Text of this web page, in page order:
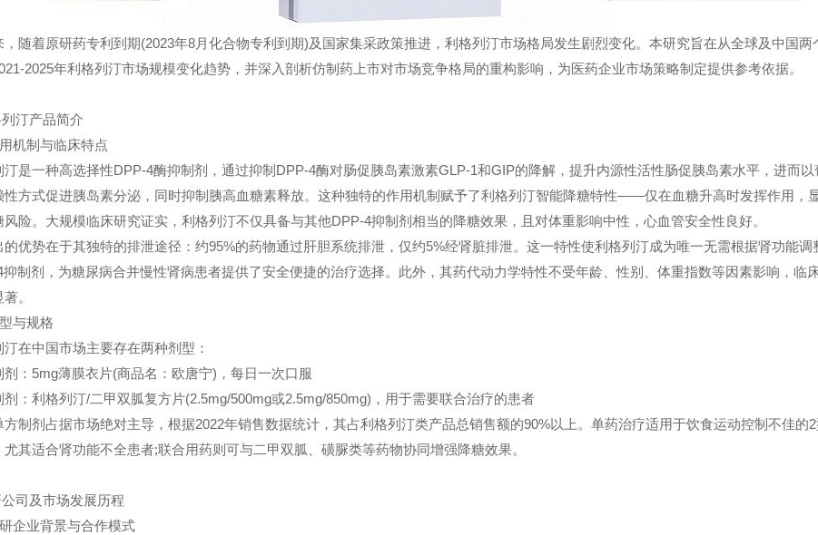
着原研药专利到期(2023年8月化合物专利到期)及国家集采政策推进，利格列汀市场格局发生剧烈变化。本研究旨在从全球及中国两
2025年利格列汀市场规模变化趋势，并深入剖析仿制药上市对市场竞争格局的重构影响，为医药企业市场策略制定提供参考依据。
汀产品简介
制与临床特点
一种高选择性DPP-4酶抑制剂，通过抑制DPP-4酶对肠促胰岛素激素GLP-1和GIP的降解，提升内源性活性肠促胰岛素水平，进而以
性方式促进胰岛素分泌，同时抑制胰高血糖素释放。这种独特的作用机制赋予了利格列汀智能降糖特性——仅在血糖升高时发挥作用，
风险。大规模临床研究证实，利格列汀不仅具备与其他DPP-4抑制剂相当的降糖效果，且对体重影响中性，心血管安全性良好。
势在于其独特的排泄途径：约95%的药物通过肝胆系统排泄，仅约5%经肾脏排泄。这一特性使利格列汀成为唯一无需根据肾功能调
制剂，为糖尿病合并慢性肾病患者提供了安全便捷的治疗选择。此外，其药代动力学特性不受年龄、性别、体重指数等因素影响，临
。
与规格
中国市场主要存在两种剂型：
5mg薄膜衣片(商品名：欧唐宁)，每日一次口服
利格列汀/二甲双胍复方片(2.5mg/500mg或2.5mg/850mg)，用于需要联合治疗的患者
剂占据市场绝对主导，根据2022年销售数据统计，其占利格列汀类产品总销售额的90%以上。单药治疗适用于饮食运动控制不佳的
尤其适合肾功能不全患者;联合用药则可与二甲双胍、磺脲类等药物协同增强降糖效果。
及市场发展历程
业背景与合作模式